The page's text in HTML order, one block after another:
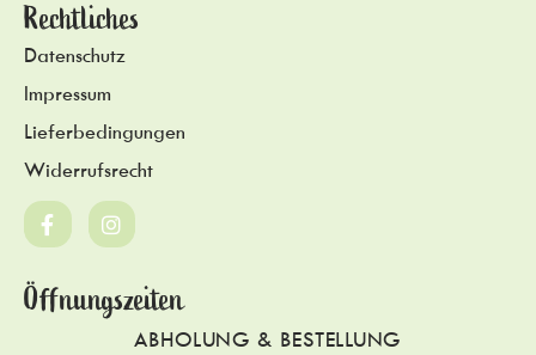
Rechtliches
Datenschutz
Impressum
Lieferbedingungen
Widerrufsrecht
Öffnungszeiten
ABHOLUNG & BESTELLUNG